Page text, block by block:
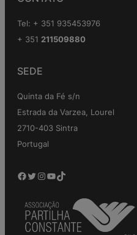
Tel: + 351 935453976
+ 351 211509880
SEDE
Quinta da Fé s/n
Estrada da Varzea, Lourel
2710-403 Sintra
Portugal
Facebook Twitter Instagram YouTube TikTok